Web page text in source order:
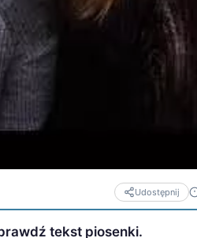
Udostępnij
tekst piosenki.